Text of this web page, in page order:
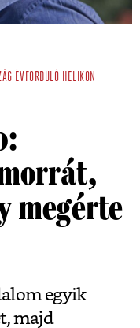
ÉVFORDULÓ HELIKON
megérte
egyik
majd